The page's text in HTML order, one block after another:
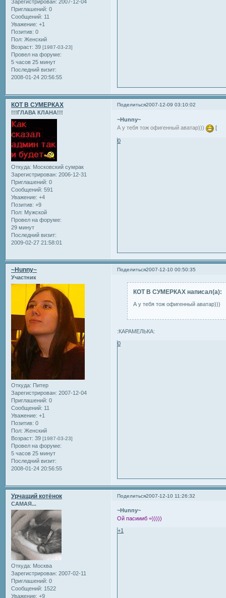
Зарегистрирован: 2007-12-04
Приглашений: 0
Сообщений: 11
Уважение: +1
Позитив: 0
Пол: Женский
Возраст: 39 [1987-03-23]
Провел на форуме:
5 часов 25 минут
Последний визит:
2008-01-24 20:56:55
Поделиться2007-12-09 03:10:02
КОТ В СУМЕРКАХ
!!!ГЛАВА КЛАНА!!!
Откуда: Московский сумрак
Зарегистрирован: 2006-12-31
Приглашений: 0
Сообщений: 591
Уважение: +4
Позитив: +9
Пол: Мужской
Провел на форуме:
29 минут
Последний визит:
2009-02-27 21:58:01
~Hunny~
А у тебя тож офигенный аватар)))
[
0
Поделиться2007-12-10 00:50:35
~Hunny~
Участник
Откуда: Питер
Зарегистрирован: 2007-12-04
Приглашений: 0
Сообщений: 11
Уважение: +1
Позитив: 0
Пол: Женский
Возраст: 39 [1987-03-23]
Провел на форуме:
5 часов 25 минут
Последний визит:
2008-01-24 20:56:55
КОТ В СУМЕРКАХ написал(а):
А у тебя тож офигенный аватар)))
:КАРАМЕЛЬКА:
0
Поделиться2007-12-10 11:26:32
Урчащий котёнок
САМАЯ...
Откуда: Москва
Зарегистрирован: 2007-02-11
Приглашений: 0
Сообщений: 1522
Уважение: +9
~Hunny~
Ой пасиииб =)))))
+1